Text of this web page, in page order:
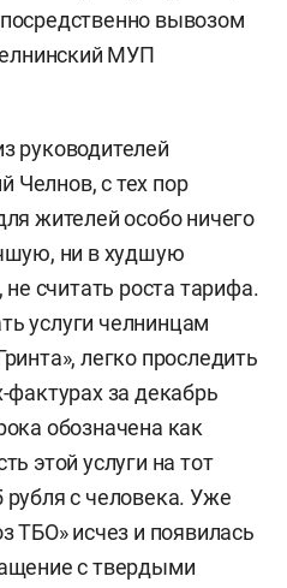
вывозом
МУП
руководителей
Челнов, с тех пор
жителей особо ничего
ни в худшую
не считать роста тарифа.
услуги челнинцам
легко проследить
фактурах за декабрь
обозначена как
этой услуги на тот
с человека. Уже
ТБО» исчез и появилась
с твердыми